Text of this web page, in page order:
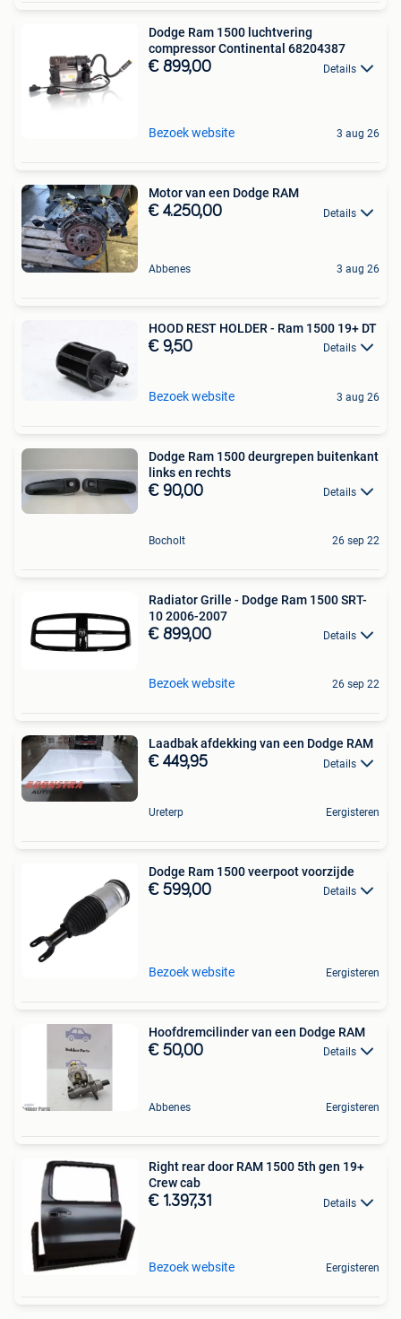
Dodge Ram 1500 luchtvering
compressor Continental 68204387
€ 899,00 Details
Bezoek website 3 aug 26
Motor van een Dodge RAM
€ 4.250,00 Details
Abbenes 3 aug 26
HOOD REST HOLDER - Ram 1500 19+ DT
€ 9,50 Details
Bezoek website 3 aug 26
Dodge Ram 1500 deurgrepen buitenkant
links en rechts
€ 90,00 Details
Bocholt 26 sep 22
Radiator Grille - Dodge Ram 1500 SRT-
10 2006-2007
€ 899,00 Details
Bezoek website 26 sep 22
Laadbak afdekking van een Dodge RAM
€ 449,95 Details
Ureterp Eergisteren
Dodge Ram 1500 veerpoot voorzijde
€ 599,00 Details
Bezoek website Eergisteren
Hoofdremcilinder van een Dodge RAM
€ 50,00 Details
Abbenes Eergisteren
Right rear door RAM 1500 5th gen 19+
Crew cab
€ 1.397,31 Details
Bezoek website Eergisteren